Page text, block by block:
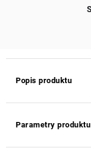
Popis produktu
Parametry produktu